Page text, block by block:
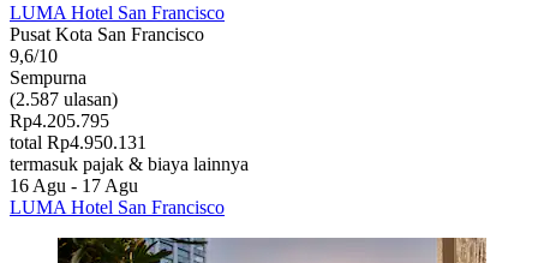
LUMA Hotel San Francisco
Pusat Kota San Francisco
9,6/10
Sempurna
(2.587 ulasan)
Rp4.205.795
total Rp4.950.131
termasuk pajak & biaya lainnya
16 Agu - 17 Agu
LUMA Hotel San Francisco